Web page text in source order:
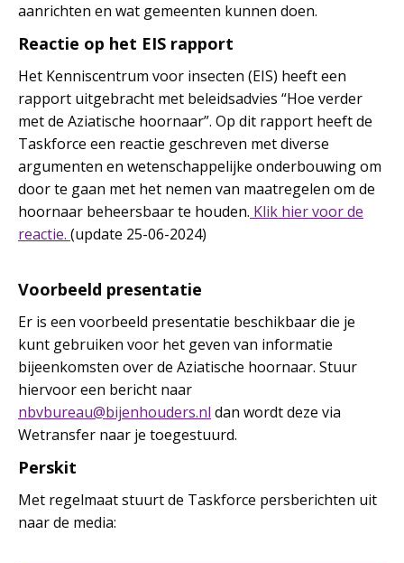
aanrichten en wat gemeenten kunnen doen.
Reactie op het EIS rapport
Het Kenniscentrum voor insecten (EIS) heeft een
rapport uitgebracht met beleidsadvies “Hoe verder
met de Aziatische hoornaar”. Op dit rapport heeft de
Taskforce een reactie geschreven met diverse
argumenten en wetenschappelijke onderbouwing om
door te gaan met het nemen van maatregelen om de
hoornaar beheersbaar te houden. Klik hier voor de
reactie. (update 25-06-2024)
Voorbeeld presentatie
Er is een voorbeeld presentatie beschikbaar die je
kunt gebruiken voor het geven van informatie
bijeenkomsten over de Aziatische hoornaar. Stuur
hiervoor een bericht naar
nbvbureau@bijenhouders.nl dan wordt deze via
Wetransfer naar je toegestuurd.
Perskit
Met regelmaat stuurt de Taskforce persberichten uit
naar de media: